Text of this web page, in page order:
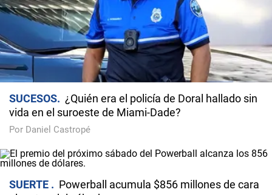
SUCESOS
¿Quién era el policía de Doral hallado sin
vida en el suroeste de Miami-Dade?
Por Daniel Castropé
SUERTE
Powerball acumula $856 millones de cara